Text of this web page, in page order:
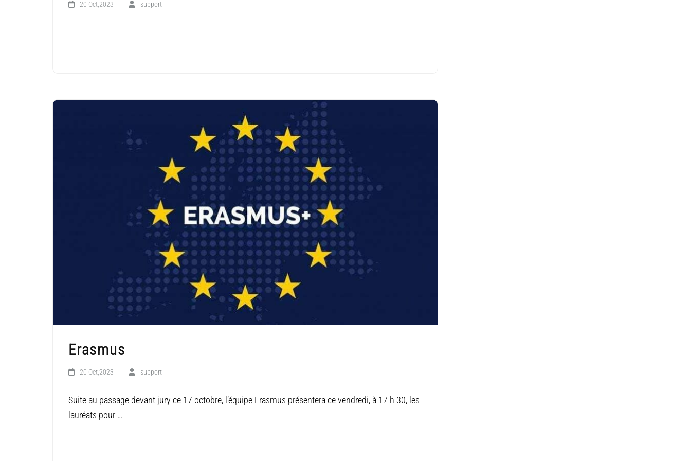
20 Oct,2023 support
Erasmus
20 Oct,2023 support
Suite au passage devant jury ce 17 octobre, l’équipe Erasmus présentera ce vendredi, à 17 h 30, les
lauréats pour …